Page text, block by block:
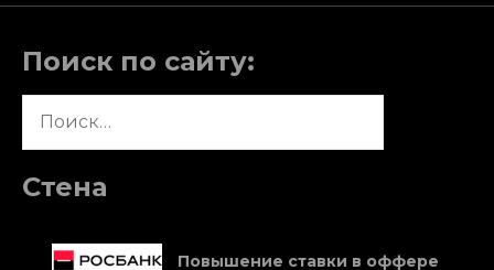
Поиск по сайту:
Стена
Повышение ставки в оффере